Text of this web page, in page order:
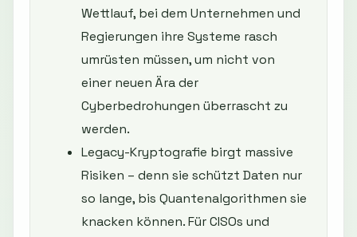
Wettlauf, bei dem Unternehmen und
Regierungen ihre Systeme rasch
umrüsten müssen, um nicht von
einer neuen Ära der
Cyberbedrohungen überrascht zu
werden.
Legacy-Kryptografie birgt massive
Risiken – denn sie schützt Daten nur
so lange, bis Quantenalgorithmen sie
knacken können. Für CISOs und